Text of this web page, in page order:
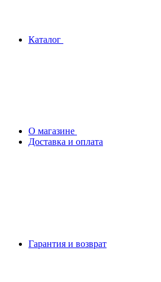
Каталог
О магазине
Доставка и оплата
Гарантия и возврат